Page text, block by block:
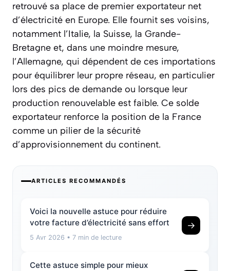
retrouvé sa place de premier exportateur net
d’électricité en Europe. Elle fournit ses voisins,
notamment l’Italie, la Suisse, la Grande-
Bretagne et, dans une moindre mesure,
l’Allemagne, qui dépendent de ces importations
pour équilibrer leur propre réseau, en particulier
lors des pics de demande ou lorsque leur
production renouvelable est faible. Ce solde
exportateur renforce la position de la France
comme un pilier de la sécurité
d’approvisionnement du continent.
ARTICLES RECOMMANDÉS
Voici la nouvelle astuce pour réduire
votre facture d’électricité sans effort
5 Avr 2026 • 7 min de lecture
→
Cette astuce simple pour mieux